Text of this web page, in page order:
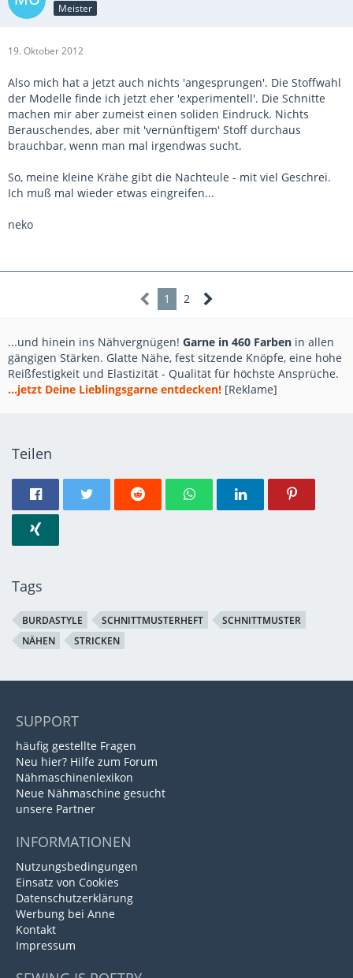
Meister
19. Oktober 2012
Also mich hat a jetzt auch nichts 'angesprungen'. Die Stoffwahl
der Modelle finde ich jetzt eher 'experimentell'. Die Schnitte
machen mir aber zumeist einen soliden Eindruck. Nichts
Berauschendes, aber mit 'vernünftigem' Stoff durchaus
brauchbar, wenn man mal irgendwas sucht.
So, meine kleine Krähe gibt die Nachteule - mit viel Geschrei.
Ich muß mal wieder etwas eingreifen...
neko
1 2
...und hinein ins Nähvergnügen! Garne in 460 Farben in allen
gängigen Stärken. Glatte Nähe, fest sitzende Knöpfe, eine hohe
Reißfestigkeit und Elastizität - Qualität für höchste Ansprüche.
...jetzt Deine Lieblingsgarne entdecken! [Reklame]
Teilen
Tags
BURDASTYLE SCHNITTMUSTERHEFT
SCHNITTMUSTER
NÄHEN
STRICKEN
SUPPORT
häufig gestellte Fragen
Neu hier? Hilfe zum Forum
Nähmaschinenlexikon
Neue Nähmaschine gesucht
unsere Partner
INFORMATIONEN
Nutzungsbedingungen
Einsatz von Cookies
Datenschutzerklärung
Werbung bei Anne
Kontakt
Impressum